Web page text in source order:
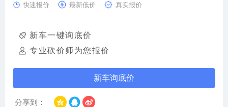
快速报价 最新低价 真实报价
新车一键询底价
专业砍价师为您报价
新车询底价
分享到：